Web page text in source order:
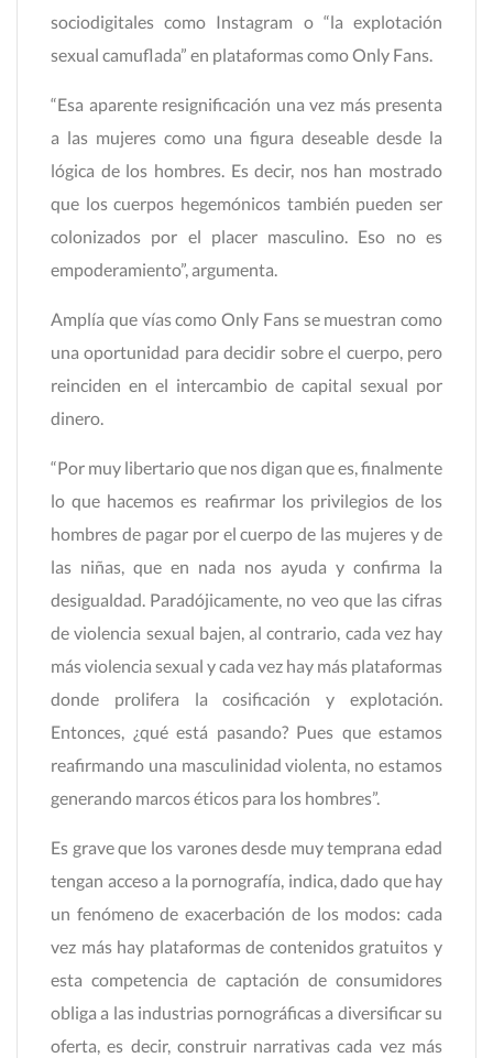
sociodigitales como Instagram o “la explotación
sexual camuflada” en plataformas como Only Fans.
“Esa aparente resignificación una vez más presenta
a las mujeres como una figura deseable desde la
lógica de los hombres. Es decir, nos han mostrado
que los cuerpos hegemónicos también pueden ser
colonizados por el placer masculino. Eso no es
empoderamiento”, argumenta.
Amplía que vías como Only Fans se muestran como
una oportunidad para decidir sobre el cuerpo, pero
reinciden en el intercambio de capital sexual por
dinero.
“Por muy libertario que nos digan que es, finalmente
lo que hacemos es reafirmar los privilegios de los
hombres de pagar por el cuerpo de las mujeres y de
las niñas, que en nada nos ayuda y confirma la
desigualdad. Paradójicamente, no veo que las cifras
de violencia sexual bajen, al contrario, cada vez hay
más violencia sexual y cada vez hay más plataformas
donde prolifera la cosificación y explotación.
Entonces, ¿qué está pasando? Pues que estamos
reafirmando una masculinidad violenta, no estamos
generando marcos éticos para los hombres”.
Es grave que los varones desde muy temprana edad
tengan acceso a la pornografía, indica, dado que hay
un fenómeno de exacerbación de los modos: cada
vez más hay plataformas de contenidos gratuitos y
esta competencia de captación de consumidores
obliga a las industrias pornográficas a diversificar su
oferta, es decir, construir narrativas cada vez más